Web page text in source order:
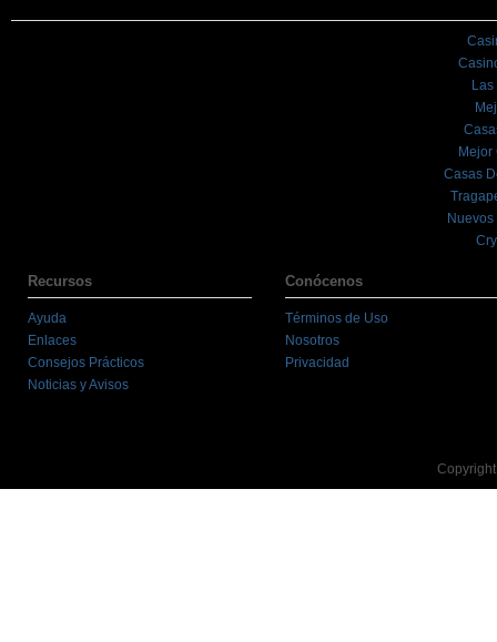
Mejor
Casas
Recursos
Ayuda
Enlaces
Consejos Prácticos
Noticias y Avisos
Conócenos
Términos de Uso
Nosotros
Privacidad